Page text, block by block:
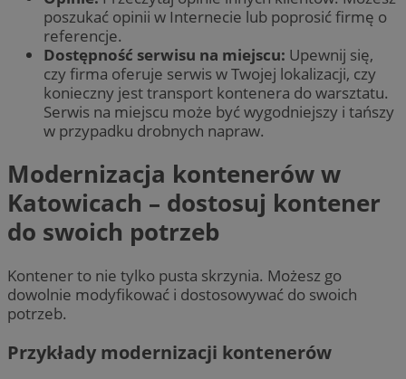
poszukać opinii w Internecie lub poprosić firmę o
referencje.
Dostępność serwisu na miejscu: Upewnij się,
czy firma oferuje serwis w Twojej lokalizacji, czy
konieczny jest transport kontenera do warsztatu.
Serwis na miejscu może być wygodniejszy i tańszy
w przypadku drobnych napraw.
Modernizacja kontenerów w
Katowicach – dostosuj kontener
do swoich potrzeb
Kontener to nie tylko pusta skrzynia. Możesz go
dowolnie modyfikować i dostosowywać do swoich
potrzeb.
Przykłady modernizacji kontenerów